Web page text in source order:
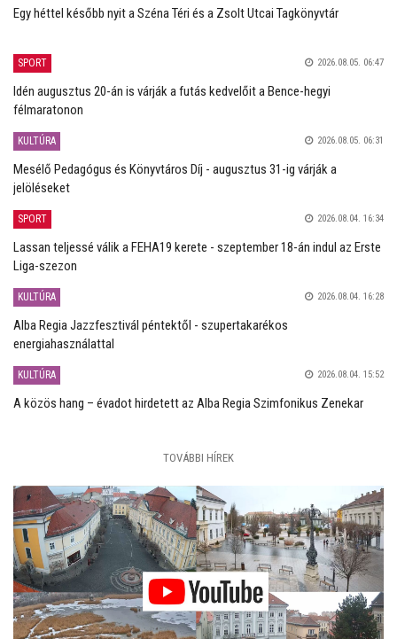
Egy héttel később nyit a Széna Téri és a Zsolt Utcai Tagkönyvtár
SPORT 2026.08.05. 06:47
Idén augusztus 20-án is várják a futás kedvelőit a Bence-hegyi
félmaratonon
KULTÚRA 2026.08.05. 06:31
Mesélő Pedagógus és Könyvtáros Díj - augusztus 31-ig várják a
jelöléseket
SPORT 2026.08.04. 16:34
Lassan teljessé válik a FEHA19 kerete - szeptember 18-án indul az Erste
Liga-szezon
KULTÚRA 2026.08.04. 16:28
Alba Regia Jazzfesztivál péntektől - szupertakarékos
energiahasználattal
KULTÚRA 2026.08.04. 15:52
A közös hang – évadot hirdetett az Alba Regia Szimfonikus Zenekar
TOVÁBBI HÍREK